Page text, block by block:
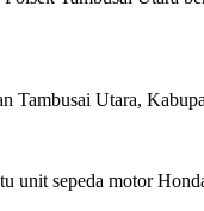
Tambusai Utara,
unit sepeda motor